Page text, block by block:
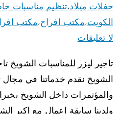
حفلات ميلاد،تنظيم مناسبات
الكويت،مكتب افراح،مكتب
لا تعليقات
تاجير ليزر للمناسبات الشويخ
الشويخ نقدم خدماتنا في مجال
والمؤتمرات داخل الشويخ
ولدينا سابقة اعمال مع